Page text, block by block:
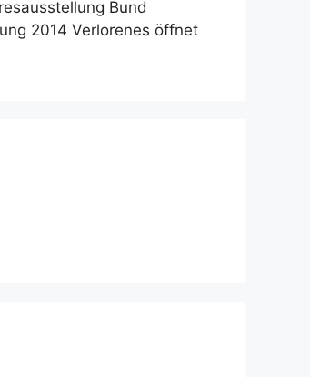
Bund
2014 Verlorenes öffnet